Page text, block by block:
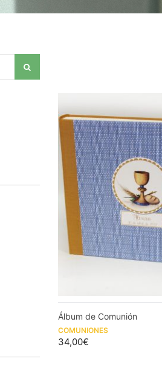
Álbum de Comunión
COMUNIONES
34,00€